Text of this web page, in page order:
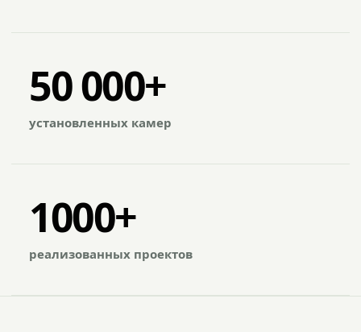
50 000+
установленных камер
1000+
реализованных проектов